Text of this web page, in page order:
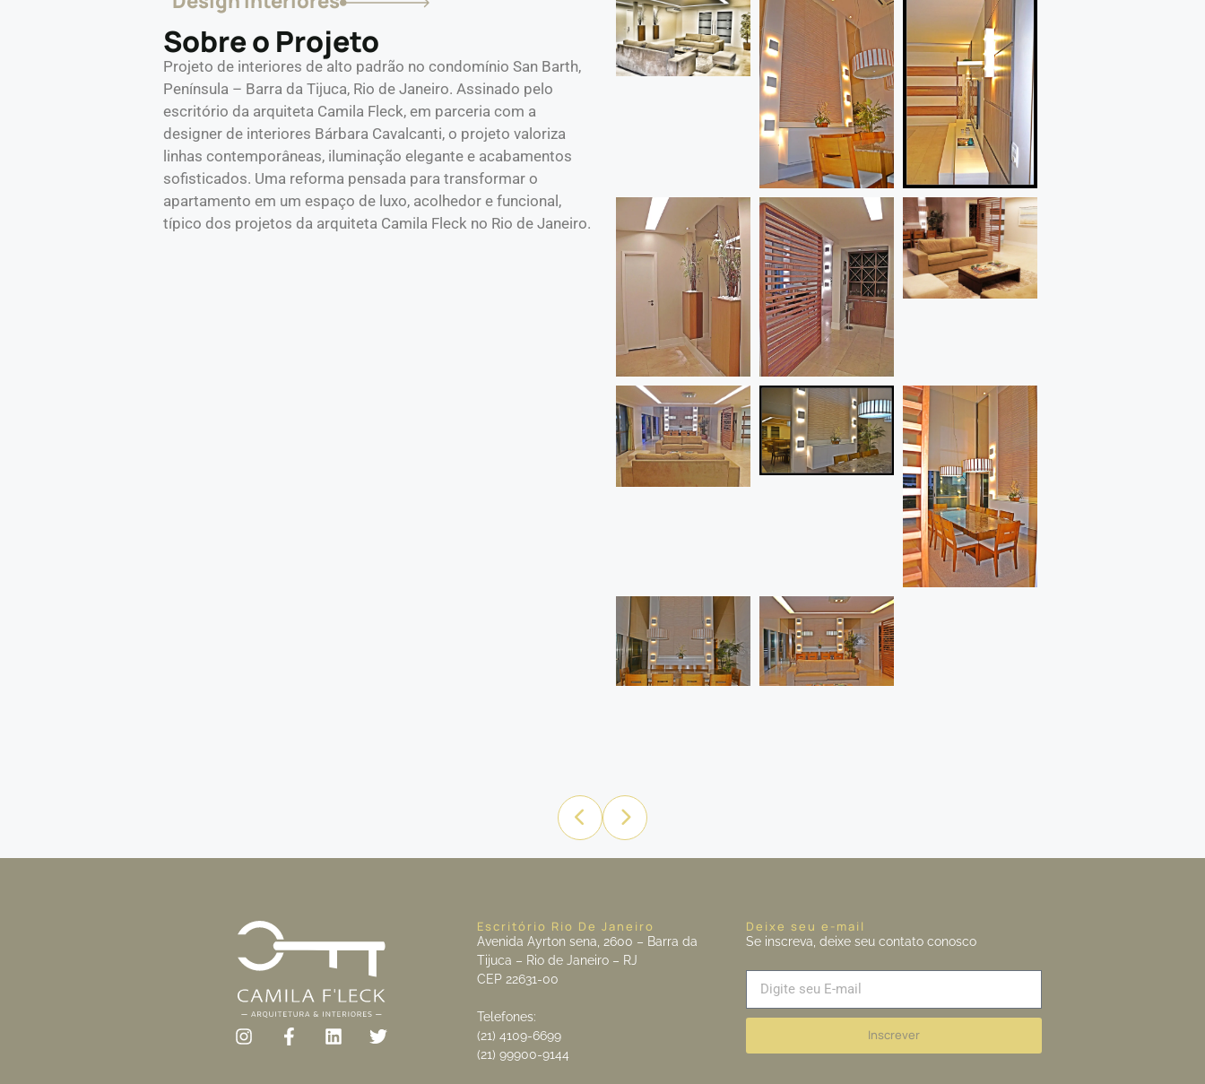
Sobre o Projeto
Projeto de interiores de alto padrão no condomínio San Barth,
Península – Barra da Tijuca, Rio de Janeiro. Assinado pelo
escritório da arquiteta Camila Fleck, em parceria com a
designer de interiores Bárbara Cavalcanti, o projeto valoriza
linhas contemporâneas, iluminação elegante e acabamentos
sofisticados. Uma reforma pensada para transformar o
apartamento em um espaço de luxo, acolhedor e funcional,
típico dos projetos da arquiteta Camila Fleck no Rio de Janeiro.
Escritório Rio De Janeiro
Avenida Ayrton sena, 2600 – Barra da
Tijuca – Rio de Janeiro – RJ
CEP 22631-00
Telefones:
(21) 4109-6699
(21) 99900-9144
Deixe seu e-mail
Se inscreva, deixe seu contato conosco
Inscrever